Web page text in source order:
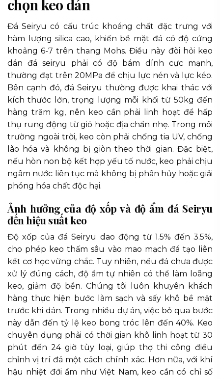
chọn keo dán
Đá Seiryu có cấu trúc khoáng chất đặc trưng với
hàm lượng silica cao, khiến bề mặt đá có độ cứng
khoảng 6-7 trên thang Mohs. Điều này đòi hỏi keo
dán đá seiryu phải có độ bám dính cực mạnh,
thường đạt trên 20MPa để chịu lực nén và lực kéo.
Bên cạnh đó, đá Seiryu thường được khai thác với
kích thước lớn, trọng lượng mỗi khối từ 50kg đến
hàng trăm kg, nên keo cần phải linh hoạt để hấp
thụ rung động từ gió hoặc địa chấn nhẹ. Trong môi
trường ngoài trời, keo còn phải chống tia UV, chống
lão hóa và không bị giòn theo thời gian. Đặc biệt,
nếu hòn non bộ kết hợp yếu tố nước, keo phải chịu
ngâm nước liên tục mà không bị phân hủy hoặc giải
phóng hóa chất độc hại.
Ảnh hưởng của độ xốp và độ ẩm đá Seiryu
đến hiệu suất keo
Độ xốp của đá Seiryu dao động từ 1.5% đến 3.5%,
cho phép keo thấm sâu vào mao mạch đá tạo liên
kết cơ học vững chắc. Tuy nhiên, nếu đá chưa được
xử lý đúng cách, độ ẩm tự nhiên có thể làm loãng
keo, giảm độ bền. Chúng tôi luôn khuyên khách
hàng thực hiện bước làm sạch và sấy khô bề mặt
trước khi dán. Trong nhiều dự án, việc bỏ qua bước
này dẫn đến tỷ lệ keo bong tróc lên đến 40%. Keo
chuyên dụng phải có thời gian khô linh hoạt từ 30
phút đến 24 giờ tùy loại, giúp thợ thi công điều
chỉnh vị trí đá một cách chính xác. Hơn nữa, với khí
hậu nhiệt đới ẩm như Việt Nam, keo cần có chỉ số